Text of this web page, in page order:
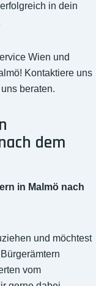
in dein
Wien und
Kontaktiere uns
beraten.
dem
in Malmö nach
und möchtest
vom